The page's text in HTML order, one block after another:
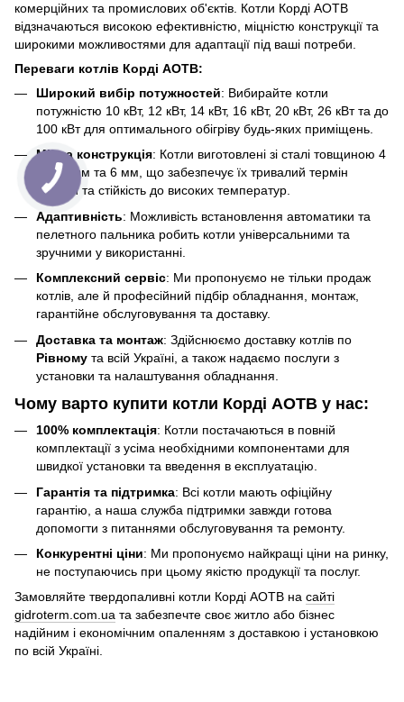
комерційних та промислових об'єктів. Котли Корді АОТВ
відзначаються високою ефективністю, міцністю конструкції та
широкими можливостями для адаптації під ваші потреби.
Переваги котлів Корді АОТВ:
Широкий вибір потужностей: Вибирайте котли
потужністю 10 кВт, 12 кВт, 14 кВт, 16 кВт, 20 кВт, 26 кВт та до
100 кВт для оптимального обігріву будь-яких приміщень.
Міцна конструкція: Котли виготовлені зі сталі товщиною 4
мм, 5 мм та 6 мм, що забезпечує їх тривалий термін
служби та стійкість до високих температур.
Адаптивність: Можливість встановлення автоматики та
пелетного пальника робить котли універсальними та
зручними у використанні.
Комплексний сервіс: Ми пропонуємо не тільки продаж
котлів, але й професійний підбір обладнання, монтаж,
гарантійне обслуговування та доставку.
Доставка та монтаж: Здійснюємо доставку котлів по
Рівному та всій Україні, а також надаємо послуги з
установки та налаштування обладнання.
Чому варто купити котли Корді АОТВ у нас:
100% комплектація: Котли постачаються в повній
комплектації з усіма необхідними компонентами для
швидкої установки та введення в експлуатацію.
Гарантія та підтримка: Всі котли мають офіційну
гарантію, а наша служба підтримки завжди готова
допомогти з питаннями обслуговування та ремонту.
Конкурентні ціни: Ми пропонуємо найкращі ціни на ринку,
не поступаючись при цьому якістю продукції та послуг.
Замовляйте твердопаливні котли Корді АОТВ на сайті
gidroterm.com.ua та забезпечте своє житло або бізнес
надійним і економічним опаленням з доставкою і установкою
по всій Україні.